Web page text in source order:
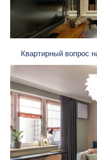
Квартирный вопрос